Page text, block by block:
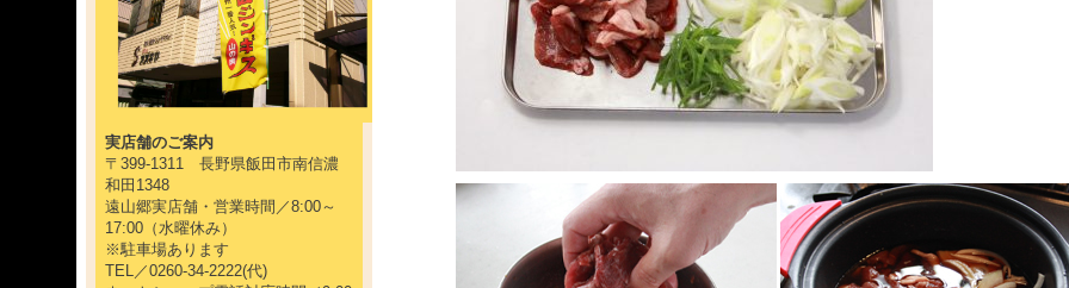
実店舗のご案内
〒399-1311 長野県飯田市南信濃
和田1348
遠山郷実店舗・営業時間／8:00～
17:00（水曜休み）
※駐車場あります
TEL／0260-34-2222(代)